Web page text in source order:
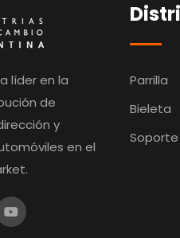
líder en la
de
y
en el
Parrilla
Bieleta